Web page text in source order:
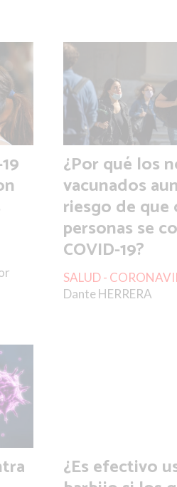
¿Por qué los
vacunados
riesgo de que
personas se
COVID-19?
Dante HERRERA
SALUD -
¿Es efectivo